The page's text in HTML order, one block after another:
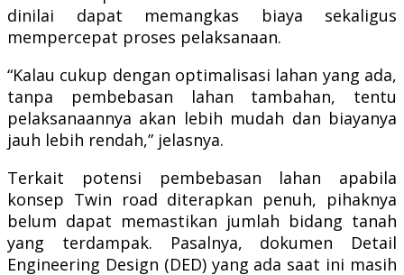
dinilai dapat memangkas biaya sekaligus
mempercepat proses pelaksanaan.
“Kalau cukup dengan optimalisasi lahan yang ada,
tanpa pembebasan lahan tambahan, tentu
pelaksanaannya akan lebih mudah dan biayanya
jauh lebih rendah,” jelasnya.
Terkait potensi pembebasan lahan apabila
konsep Twin road diterapkan penuh, pihaknya
belum dapat memastikan jumlah bidang tanah
yang terdampak. Pasalnya, dokumen Detail
Engineering Design (DED) yang ada saat ini masih